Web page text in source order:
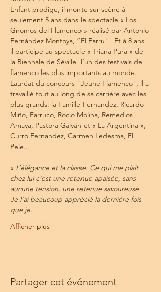
Enfant prodige, il monte sur scène à
seulement 5 ans dans le spectacle « Los
Gnomos del Flamenco » réalisé par Antonio
Fernández Montoya, “El Farru".  Et à 8 ans,
il participe au spectacle « Triana Pura » de
la Biennale de Séville, l’un des festivals de
flamenco les plus importants au monde.
Lauréat du concours "Jeune Flamenco", il a
travaillé tout au long de sa carrière avec les
plus grands: la Famille Fernandez, Ricardo
Miño, Farruco, Rocio Molina, Remedios
Amaya, Pastora Galván et « La Argentina »,
Curro Fernandez, Carmen Ledesma, El
Pele...
« L’élégance et la classe. Ce qui me plait
chez lui c’est une retenue apaisée, sans
aucune tension, une retenue savoureuse.
Je l’ai beaucoup apprécié la dernière fois
que je…
Afficher plus
Partager cet événement